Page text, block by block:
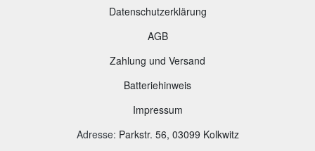
Datenschutzerklärung
AGB
Zahlung und Versand
Batteriehinweis
Impressum
Adresse: Parkstr. 56, 03099 Kolkwitz